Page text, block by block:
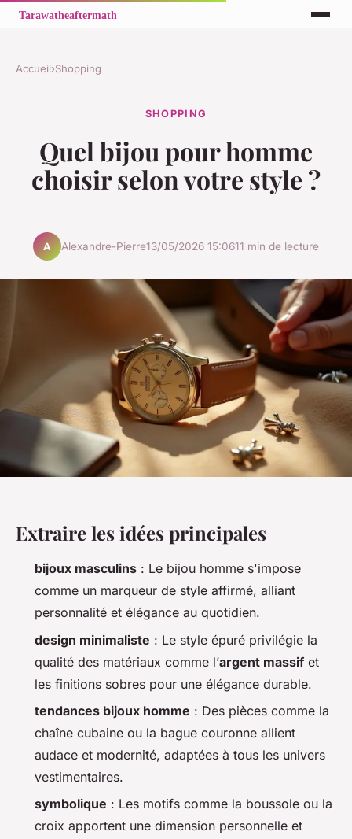
Accueil›Shopping
SHOPPING
Quel bijou pour homme
choisir selon votre style ?
A Alexandre-Pierre13/05/2026 15:0611 min de lecture
Extraire les idées principales
bijoux masculins : Le bijou homme s'impose
comme un marqueur de style affirmé, alliant
personnalité et élégance au quotidien.
design minimaliste : Le style épuré privilégie la
qualité des matériaux comme l’argent massif et
les finitions sobres pour une élégance durable.
tendances bijoux homme : Des pièces comme la
chaîne cubaine ou la bague couronne allient
audace et modernité, adaptées à tous les univers
vestimentaires.
symbolique : Les motifs comme la boussole ou la
croix apportent une dimension personnelle et